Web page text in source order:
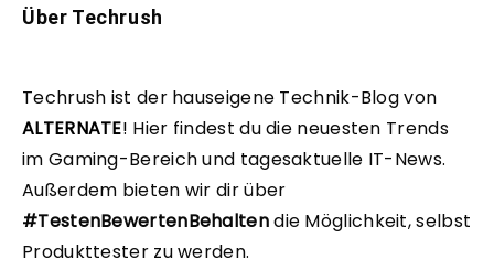
Über Techrush
Techrush ist der hauseigene Technik-Blog von
ALTERNATE! Hier findest du die neuesten Trends
im Gaming-Bereich und tagesaktuelle IT-News.
Außerdem bieten wir dir über
#TestenBewertenBehaltendie Möglichkeit, selbst
Produkttester zu werden.